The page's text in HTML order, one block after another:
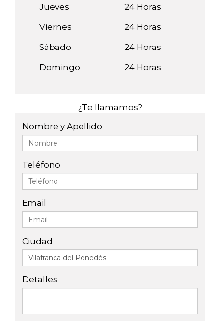
Jueves 24 Horas
Viernes 24 Horas
Sábado 24 Horas
Domingo 24 Horas
¿Te llamamos?
Nombre y Apellido
Teléfono
Email
Ciudad
Detalles